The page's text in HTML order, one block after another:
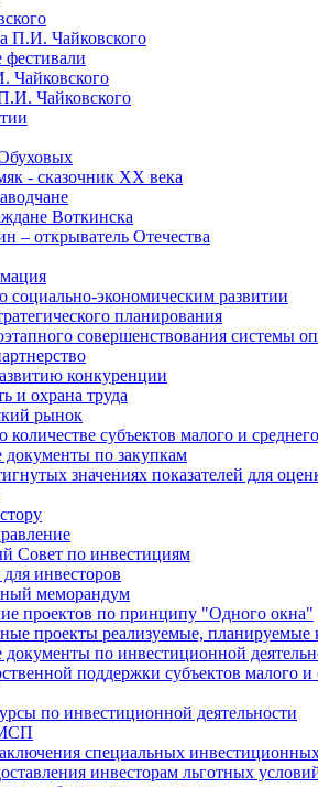
П.И. Чайковского
Чайковского
Чайковского
- сказочник XX века
Воткинска
– открыватель Отечества
экономическим развитии
планирования
совершенствования системы
конкуренции
и охрана труда
рынок
субъектов малого и
по закупкам
значениях показателей для
Совет по инвестициям
инвесторов
меморандум
проектов по принципу "Oдного окна"
проекты реализуемые, планируемые
по инвестиционной
поддержки субъектов малого и
по инвестиционной деятельности
специальных
инвесторам льготных